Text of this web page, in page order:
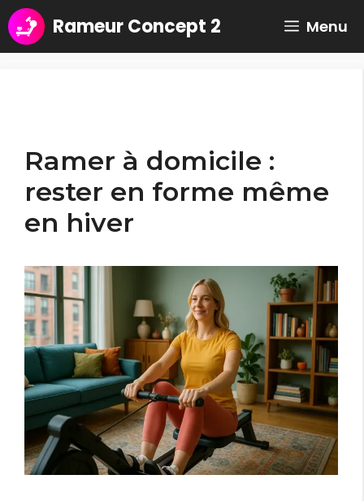
Aller
au
contenu
Rameur Concept 2 Menu
Ramer à domicile :
rester en forme même
en hiver